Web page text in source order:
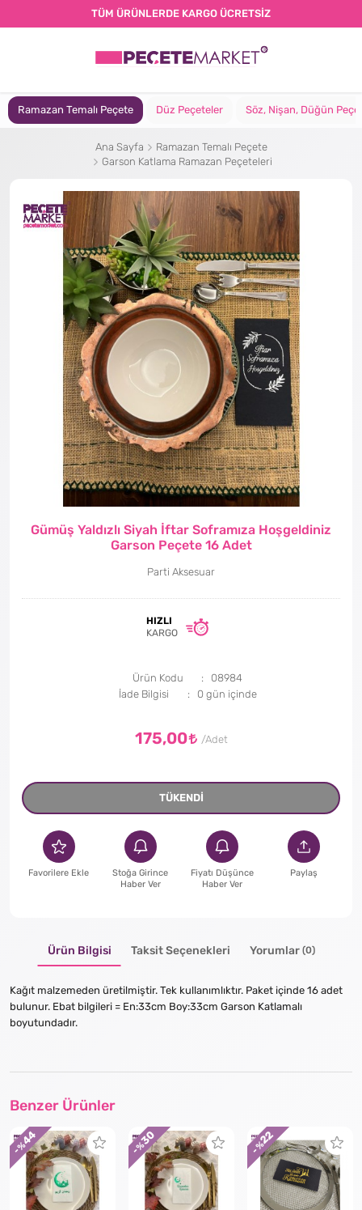
TÜM ÜRÜNLERDE KARGO ÜCRETSİZ
Ramazan Temalı Peçete Düz Peçeteler Söz, Nişan, Düğün
Ana Sayfa
Ramazan Temalı Peçete
Garson Katlama Ramazan Peçeteleri
Gümüş Yaldızlı Siyah İftar Soframıza Hoşgeldiniz
Garson Peçete 16 Adet
Parti Aksesuar
HIZLI
KARGO
Ürün Kodu
08984
İade Bilgisi
175,00
TÜKENDİ
Favorilere Ekle
Stoğa Girince
Haber Ver
Fiyatı Düşünce
Haber Ver
Paylaş
Ürün Bilgisi Taksit Seçenekleri Yorumlar (0)
Kağıt malzemeden üretilmiştir. Tek kullanımlıktır. Paket içinde 16 adet
bulunur. Ebat bilgileri = En:33cm Boy:33cm Garson Katlamalı
boyutundadır.
Benzer Ürünler
- %
44
- %
30
- %
22